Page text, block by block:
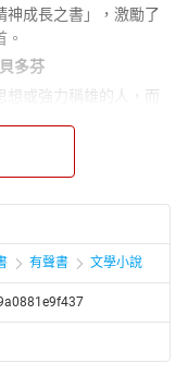
神成長之書」，激勵了
多芬
想或強力稱雄的人，而
氣，一種奮鬥的歡樂，
萬多字的附錄，以音
首選。
有聲書 文學小說